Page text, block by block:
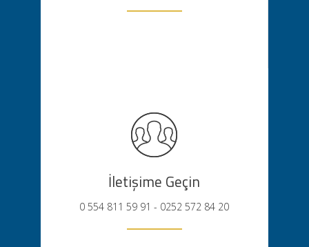
İletişime Geçin
0 554 811 59 91 - 0252 572 84 20